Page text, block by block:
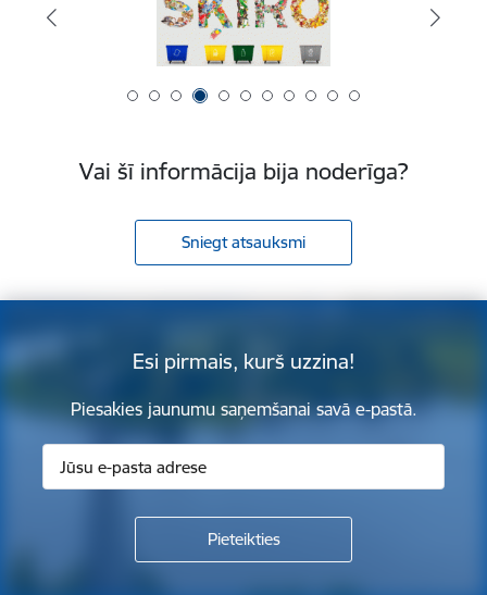
Vai šī informācija bija noderīga?
Sniegt atsauksmi
Esi pirmais, kurš uzzina!
Piesakies jaunumu saņemšanai savā e-pastā.